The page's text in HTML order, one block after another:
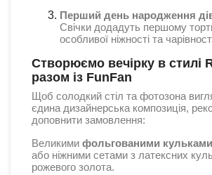
Перший день народження
Свічки додадуть першому
особливої ніжності та
Створюємо вечірку в стилі
разом із FunFan
Щоб солодкий стіл та фотозона
єдина дизайнерська композиція,
доповнити замовлення:
Великими фольгованими
або ніжними сетами з латексних
рожевого золота.